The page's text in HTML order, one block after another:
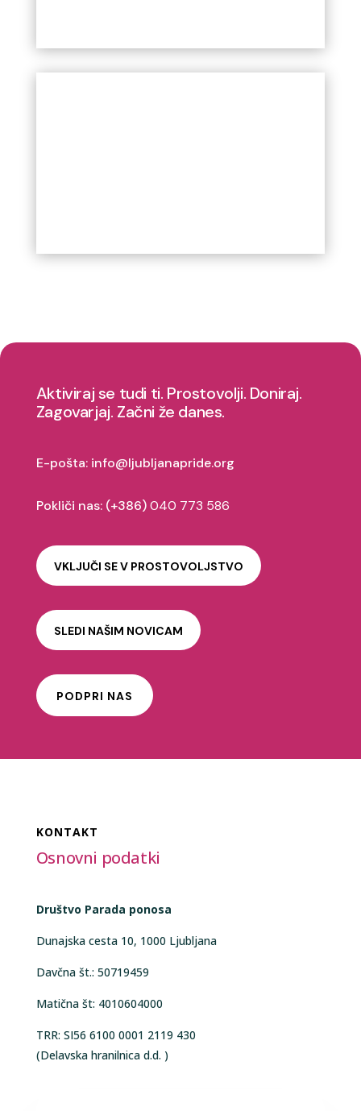
izključenosti med LGBTIQ+ mladimi.
Your Title Goes Here
Celostno naslavljanje problematike
brezdomnosti in stanovanjske
izključenosti med LGBTIQ+ mladimi.
Več informacij kmalu!
Celostno naslavljanje problematike
brezdomnosti in stanovanjske
VEČ
Aktiviraj se tudi ti. Prostovolji. Doniraj.
Zagovarjaj. Začni že danes.
E-pošta: info@ljubljanapride.org
Pokliči nas: (+386)040 773 586
VKLJUČI SE V PROSTOVOLJSTVO
SLEDI NAŠIM NOVICAM
PODPRI NAS
KONTAKT
Osnovni podatki
Društvo Parada ponosa
Dunajska cesta 10, 1000 Ljubljana
Davčna št.: 50719459
Matična št: 4010604000
TRR: SI56 6100 0001 2119 430
(Delavska hranilnica d.d. )